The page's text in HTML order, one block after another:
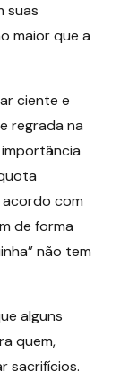
suas
maior que a
ciente e
regrada na
com
de forma
não tem
alguns
quem,
sacrifícios.